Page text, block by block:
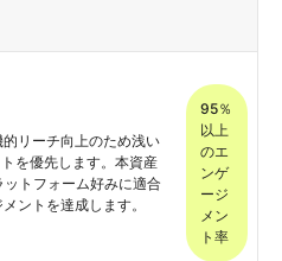
リーチ向上のため浅い
を優先します。本資産
トフォーム好みに適合
ントを達成します。
95％
以上
のエ
ンゲ
ージ
メン
ト率